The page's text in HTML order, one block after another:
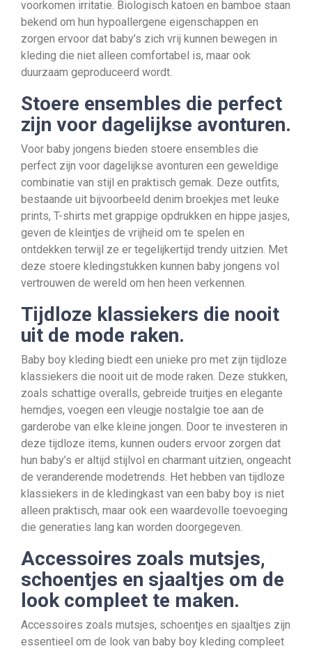
voorkomen irritatie. Biologisch katoen en bamboe staan
bekend om hun hypoallergene eigenschappen en
zorgen ervoor dat baby’s zich vrij kunnen bewegen in
kleding die niet alleen comfortabel is, maar ook
duurzaam geproduceerd wordt.
Stoere ensembles die perfect
zijn voor dagelijkse avonturen.
Voor baby jongens bieden stoere ensembles die
perfect zijn voor dagelijkse avonturen een geweldige
combinatie van stijl en praktisch gemak. Deze outfits,
bestaande uit bijvoorbeeld denim broekjes met leuke
prints, T-shirts met grappige opdrukken en hippe jasjes,
geven de kleintjes de vrijheid om te spelen en
ontdekken terwijl ze er tegelijkertijd trendy uitzien. Met
deze stoere kledingstukken kunnen baby jongens vol
vertrouwen de wereld om hen heen verkennen.
Tijdloze klassiekers die nooit
uit de mode raken.
Baby boy kleding biedt een unieke pro met zijn tijdloze
klassiekers die nooit uit de mode raken. Deze stukken,
zoals schattige overalls, gebreide truitjes en elegante
hemdjes, voegen een vleugje nostalgie toe aan de
garderobe van elke kleine jongen. Door te investeren in
deze tijdloze items, kunnen ouders ervoor zorgen dat
hun baby’s er altijd stijlvol en charmant uitzien, ongeacht
de veranderende modetrends. Het hebben van tijdloze
klassiekers in de kledingkast van een baby boy is niet
alleen praktisch, maar ook een waardevolle toevoeging
die generaties lang kan worden doorgegeven.
Accessoires zoals mutsjes,
schoentjes en sjaaltjes om de
look compleet te maken.
Accessoires zoals mutsjes, schoentjes en sjaaltjes zijn
essentieel om de look van baby boy kleding compleet